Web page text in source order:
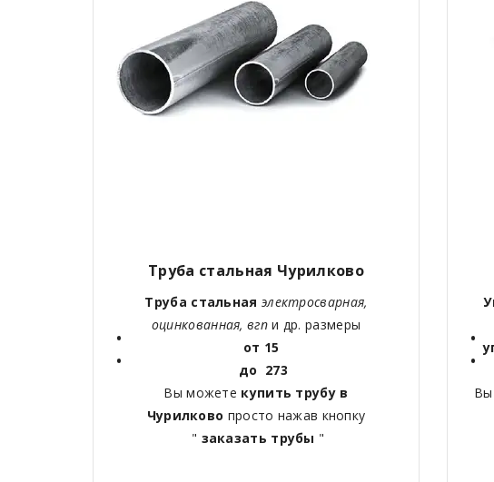
Труба стальная Чурилково
Труба стальная электросварная,
оцинкованная, вгпи др. размеры
от 15
до 273
Вы можете купить трубу в
Чурилково просто нажав кнопку
" заказать трубы "